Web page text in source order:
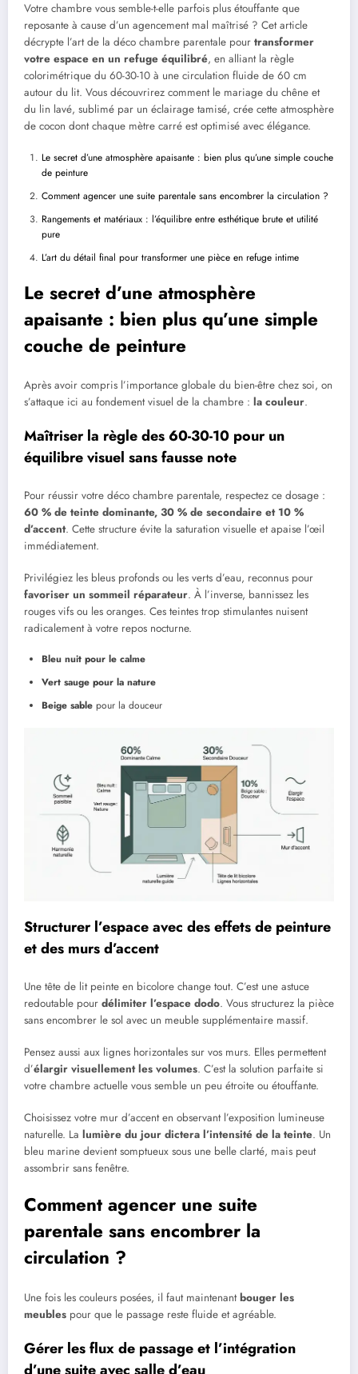
Votre chambre vous semble-t-elle parfois plus étouffante que
reposante à cause d’un agencement mal maîtrisé ? Cet article
décrypte l’art de la déco chambre parentale pour transformer
votre espace en un refuge équilibré, en alliant la règle
colorimétrique du 60-30-10 à une circulation fluide de 60 cm
autour du lit. Vous découvrirez comment le mariage du chêne et
du lin lavé, sublimé par un éclairage tamisé, crée cette atmosphère
de cocon dont chaque mètre carré est optimisé avec élégance.
Le secret d’une atmosphère apaisante : bien plus qu’une simple couche
de peinture
Comment agencer une suite parentale sans encombrer la circulation ?
Rangements et matériaux : l’équilibre entre esthétique brute et utilité
pure
L’art du détail final pour transformer une pièce en refuge intime
Le secret d’une atmosphère
apaisante : bien plus qu’une simple
couche de peinture
Après avoir compris l’importance globale du bien-être chez soi, on
s’attaque ici au fondement visuel de la chambre : la couleur.
Maîtriser la règle des 60-30-10 pour un
équilibre visuel sans fausse note
Pour réussir votre déco chambre parentale, respectez ce dosage :
60 % de teinte dominante, 30 % de secondaire et 10 %
d’accent. Cette structure évite la saturation visuelle et apaise l’œil
immédiatement.
Privilégiez les bleus profonds ou les verts d’eau, reconnus pour
favoriser un sommeil réparateur. À l’inverse, bannissez les
rouges vifs ou les oranges. Ces teintes trop stimulantes nuisent
radicalement à votre repos nocturne.
Bleu nuit pour le calme
Vert sauge pour la nature
Beige sable pour la douceur
Structurer l’espace avec des effets de peinture
et des murs d’accent
Une tête de lit peinte en bicolore change tout. C’est une astuce
redoutable pour délimiter l’espace dodo. Vous structurez la pièce
sans encombrer le sol avec un meuble supplémentaire massif.
Pensez aussi aux lignes horizontales sur vos murs. Elles permettent
d’élargir visuellement les volumes. C’est la solution parfaite si
votre chambre actuelle vous semble un peu étroite ou étouffante.
Choisissez votre mur d’accent en observant l’exposition lumineuse
naturelle. La lumière du jour dictera l’intensité de la teinte. Un
bleu marine devient somptueux sous une belle clarté, mais peut
assombrir sans fenêtre.
Comment agencer une suite
parentale sans encombrer la
circulation ?
Une fois les couleurs posées, il faut maintenantbouger les
meubles pour que le passage reste fluide et agréable.
Gérer les flux de passage et l’intégration